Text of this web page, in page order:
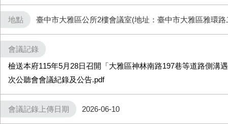
地點 臺中市大雅區公所2樓會議室(地址：臺中市大雅區雅環路
會議記錄
檢送本府115年5月28日召開「大雅區神林南路197巷等道路側溝
次公聽會會議紀錄及公告.pdf
會議記錄上傳日期 2026-06-10